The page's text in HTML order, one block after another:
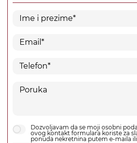
Dozvoljavam da se moji osobni
ovog kontakt formulara koriste za
ponuda nekretnina putem e-maila